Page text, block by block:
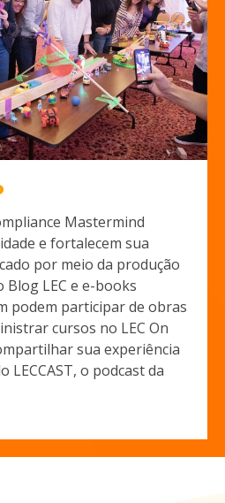
Mastermind
e fortalecem sua
por meio da produção
LEC e e-books
podem participar de obras
cursos no LEC On
sua experiência
LECCAST, o podcast da